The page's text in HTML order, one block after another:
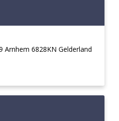
Arnhem 6828KN Gelderland